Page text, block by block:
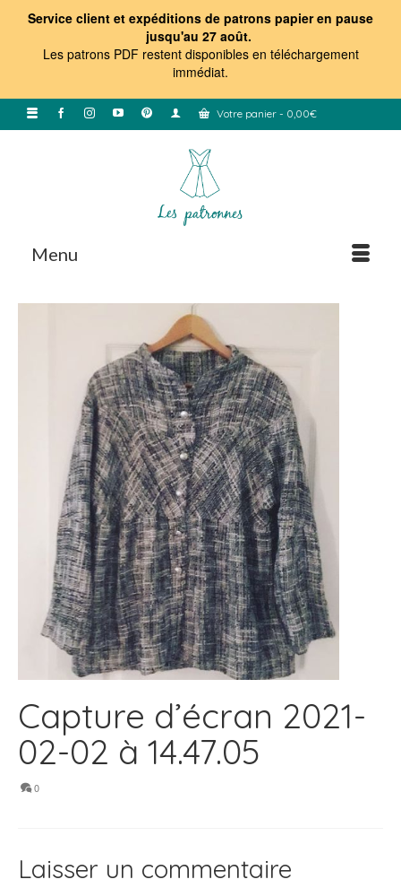
Service client et expéditions de patrons papier en pause
jusqu'au 27 août.
Les patrons PDF restent disponibles en téléchargement
immédiat.
Votre panier - 0,00€
Menu
Capture d’écran 2021-
02-02 à 14.47.05
0
Laisser un commentaire